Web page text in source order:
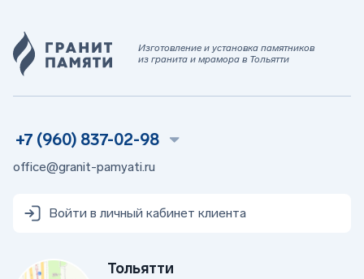
Изготовление и установка памятников
из гранита и мрамора в Тольятти
+7 (960) 837-02-98
office@granit-pamyati.ru
Войти в личный кабинет клиента
Тольятти